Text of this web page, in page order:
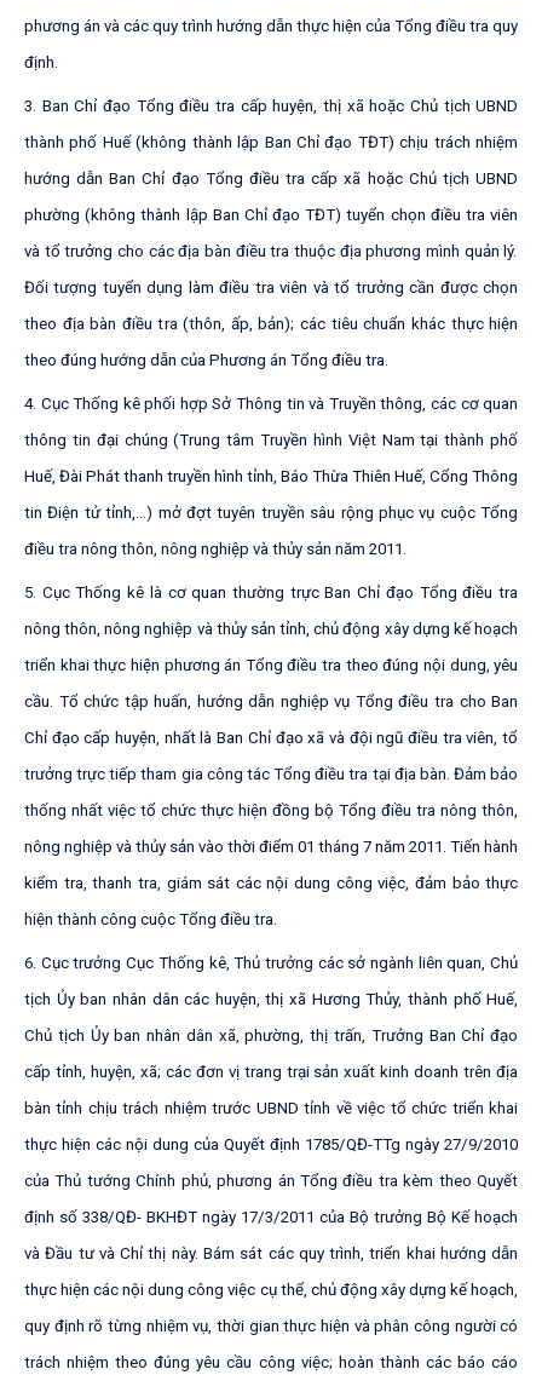
p hương án và các quy trìn h hướng dẫn thực hiện của Tổng điều tra quy
định.
3. Ban C hỉ đạo Tổng điều tra cấp huyện, thịxã hoặc C hủtịch UBND
thàn hphố Huế (không thàn h lập Ban C hỉ đạo TĐT) chịu trách n hiệm
hướng dẫn Ban C hỉ đạo Tổng điều tra cấp xã hoặc C hủ tịch UBND
p hường (không thàn h ập Ban C hỉđạoTĐT) tuyển chọn điều traviên
và tổ trưởng cho cácđịa bàn điều tra thuộc địap hươngmìn h quản lý.
Đối tượng tuyển dụng àm điều tra viên và tổ trưởng cần được chọn
theo địa bàn điều tra (thôn, ấp, bản); các tiêu chuẩn khác thực hiện
theo đúng hướng dẫn của P hương án Tổng điều tra.
4. Cục Thống kê p hối hợp Sở Thông tin và Truyền thông, các cơquan
thông tin đại chúng (Trung tâmTruyền hìn h Việt Namtại thàn h p hố
Huế, Đài P hát than h truyền hìn h tỉn h, Báo Thừa Thiên Huế, Cổng Thông
tin Điện tử tỉnh,...) mở đợt tuyên truyền sâu rộng p hục vụ cuộc Tổng
điều tra nông thôn, nông ng hiệp và thủy sản năm 2011 .
5. Cục Thống kê à cơ quan thường trực Ban C hỉ đạo Tổng điều tra
nông thôn,nông ng hiệp và thủy sản tỉnh, chủ động xây dựng kế hoạch
triển khai thực hiện phương án Tổng điều tra theo đúng nội dung, yêu
cầu. Tổ chức tập huấn, hướng dẫn nghiệp vụ Tổng điều tra cho Ban
C hỉ đạo cấp huyện, n hấtlàBan C hỉ đạo xã và độingũ điều traviên, tổ
trưởng trựctiếp tham gia công tácTổng điều tra tại địa bàn. Đảm bảo
thống n hất việc tổ chức thực hiện đồng bộ Tổng điều tra nông thôn,
nông ng hiệp và thủy sản vào thời điểm 01 tháng 7 năm 201 1 . Tiến hàn h
kiểm tra, than h tra, giám sát cácnội dung công việc, đảm bảo thực
hiện thàn h công cuộc Tổng điều tra.
6. Cục trưởng Cục Thống kê, Thủ trưởng các sở ngàn h iênquan, C hủ
tịch Ủy ban n hân dân các huyện, thị xã Hương Thủy, thàn h p hố Huế,
C hủ tịch Ủy ban nhân dân xã, phường, thị trấn, Trưởng Ban C hỉ đạo
cấp tỉn h, huyện, xã; các đơn vị trang trại sản xuất kin h doan h trên địa
bàn tỉn h chịu trách n hiệmtrước UBND tỉn h về việc tổchức triển khai
thực hiện các nội dung của Quyết địn h 1785/QĐ-TTg ngày 27/9/2010
của Thủ tướng C hín h p hủ, p hương án Tổng điều tra kèm theo Quyết
địn h số 338/QĐ- BKHĐT ngày 17/3/201 1 của Bộ trưởng Bộ Kế hoạch
và Đầu tư và C hỉ thị này. Bám sát các quytrình, triển khai hướng dẫn
thực hiện các nội dung công việc cụ thể, chủ động xây dựng kế hoạch,
quy địn h rõ từng nhiệm vụ, thời gian thực hiện và p hân công người có
trách n hiệm theo đúng yêu cầu công việc; hoàn thàn h các báo cáo